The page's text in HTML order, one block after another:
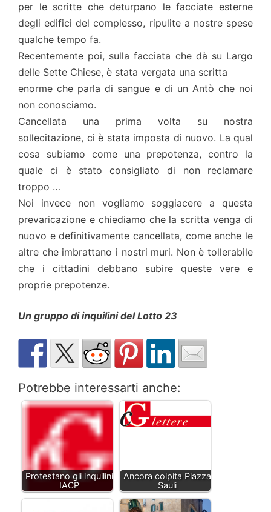
per le scritte che deturpano le facciate esterne
degli edifici del complesso, ripulite a nostre spese
qualche tempo fa.
Recentemente poi, sulla facciata che dà su Largo
delle Sette Chiese, è stata vergata una scritta
enorme che parla di sangue e di un Antò che noi
non conosciamo.
Cancellata una prima volta su nostra
sollecitazione, ci è stata imposta di nuovo. La qual
cosa subiamo come una prepotenza, contro la
quale ci è stato consigliato di non reclamare
troppo …
Noi invece non vogliamo soggiacere a questa
prevaricazione e chiediamo che la scritta venga di
nuovo e definitivamente cancellata, come anche le
altre che imbrattano i nostri muri. Non è tollerabile
che i cittadini debbano subire queste vere e
proprie prepotenze.
Un gruppo di inquilini del Lotto 23
Potrebbe interessarti anche:
Protestano gli inquilini
IACP
Ancora colpita Piazza
Sauli